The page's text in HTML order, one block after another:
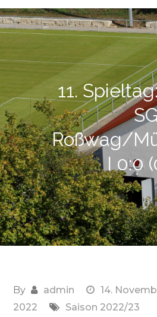
11.
Roßwag/
I 0:0
By admin
14.
2022
Saison 2022/23